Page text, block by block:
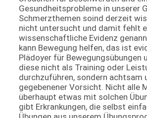
Gesundheitsprobleme in unserer
Schmerzthemen soind derzeit
nicht untersucht und damit fehlt
wissenschaftliche Evidenz
kann Bewegung helfen, das ist
Plädoyer für Bewegungsübungen
diese nicht als Training oder
durchzuführen, sondern achtsam
gegebenener Vorsicht. Nicht alle
überhaupt etwas mit solchen
gibt Erkrankungen, die selbst